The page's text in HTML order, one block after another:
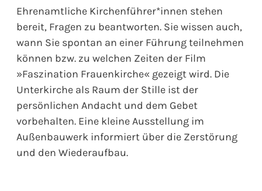
Ehrenamtliche Kirchenführer*innen stehen
bereit, Fragen zu beantworten. Sie wissen auch,
wann Sie spontan an einer Führung teilnehmen
können bzw. zu welchen Zeiten der Film
»Faszination Frauenkirche« gezeigt wird. Die
Unterkirche als Raum der Stille ist der
persönlichen Andacht und dem Gebet
vorbehalten. Eine kleine Ausstellung im
Außenbauwerk informiert über die Zerstörung
und den Wiederaufbau.